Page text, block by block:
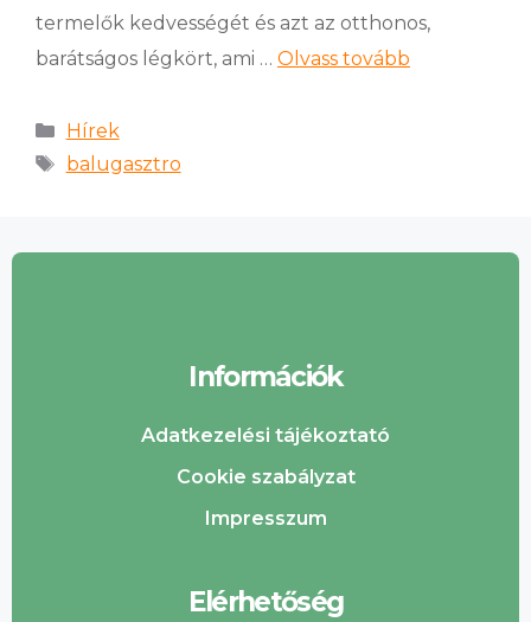
termelők kedvességét és azt az otthonos,
barátságos légkört, ami … Olvass tovább
Hírek
balugasztro
Információk
Adatkezelési tájékoztató
Cookie szabályzat
Impresszum
Elérhetőség